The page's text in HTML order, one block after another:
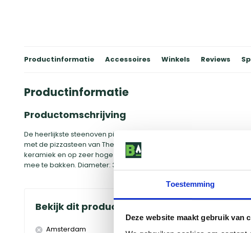
Toestemming
Deze website maakt gebruik van
Productinformatie Accessoires Winkels Reviews
Productinformatie
Productomschrijving
De heerlijkste steenoven pizza’s zo uit jouw kamado BBQ! Pizza
met de pizzasteen van The Bastard. De pizzastenen van The
keramiek en op zeer hoge temperatuur gefabriceerd. Ze zijn
mee te bakken. Diameter: 36 cm
Bekijk dit product in onze winkels
Amsterdam
Doetinchem